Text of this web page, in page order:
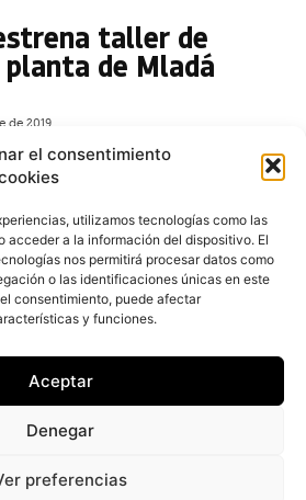
el consentimiento
utilizamos tecnologías como las
acceder a la información del dispositivo. El
nos permitirá procesar datos como
o las identificaciones únicas en este
consentimiento, puede afectar
y funciones.
Aceptar
Denegar
preferencias
taller de
de Mladá
de 2019
ha inaugurado un nuevo
planta de Mladá Boleslav, en el
lo que elevará la capacidad
de la
el 6,8% de las
talleres en 2018
la iluminación del automóvil
en el 6,8% del total de entradas